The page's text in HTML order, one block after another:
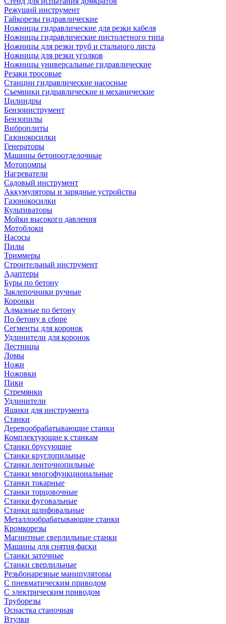
Режущий инструмент
Гайкорезы гидравлические
Ножницы гидравлические для резки кабеля
Ножницы гидравлические пистолетного типа
Ножницы для резки труб и стального листа
Ножницы для резки уголков
Ножницы универсальные гидравлические
Резаки тросовые
Станции гидравлические насосные
Съемники гидравлические и механические
Цилиндры
Бензоинструмент
Бензопилы
Виброплиты
Газонокосилки
Генераторы
Машины бетоноотделочные
Мотопомпы
Нагреватели
Садовый инструмент
Аккумуляторы и зарядные устройства
Газонокосилки
Культиваторы
Мойки высокого давления
Мотоблоки
Насосы
Пилы
Триммеры
Строительный инструмент
Адаптеры
Буры по бетону
Заклепочники ручные
Коронки
Алмазные по бетону
По бетону в сборе
Сегменты для коронок
Удлинители для коронок
Лестницы
Ломы
Ножи
Ножовки
Пики
Стремянки
Удлинители
Ящики для инструмента
Станки
Деревообрабатывающие станки
Комплектующие к станкам
Станки брусующие
Станки круглопильные
Станки ленточнопильные
Станки многофункциональные
Станки токарные
Станки торцовочные
Станки фуговальные
Станки шлифовальные
Металлообрабатывающие станки
Кромкорезы
Магнитные сверлильные станки
Машины для снятия фаски
Станки заточные
Станки сверлильные
Резьбонарезные манипуляторы
С пневматическим приводом
С электрическим приводом
Труборезы
Оснастка станочная
Втулки